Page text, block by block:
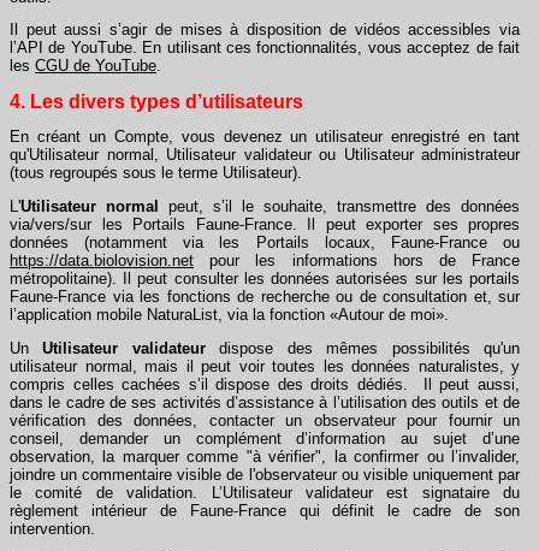
Il peut aussi s’agir de mises à disposition de vidéos accessibles via
l’API de YouTube. En utilisant ces fonctionnalités, vous acceptez de fait
les CGU de YouTube.
4. Les divers types d’utilisateurs
En créant un Compte, vous devenez un utilisateur enregistré en tant
qu'Utilisateur normal, Utilisateur validateur ou Utilisateur administrateur
(tous regroupés sous le terme Utilisateur).
L'Utilisateur normal peut, s’il le souhaite, transmettre des données
via/vers/sur les Portails Faune-France. Il peut exporter ses propres
données (notamment via les Portails locaux, Faune-France ou
https://data.biolovision.net pour les informations hors de France
métropolitaine). Il peut consulter les données autorisées sur les portails
Faune-France via les fonctions de recherche ou de consultation et, sur
l’application mobile NaturaList, via la fonction «Autour de moi».
UnUtilisateur validateurdispose des mêmes possibilités qu'un
utilisateur normal, mais il peut voir toutes les données naturalistes, y
compris celles cachées s’il dispose des droits dédiés. Il peut aussi,
dans le cadre de ses activités d’assistance à l’utilisation des outils et de
vérification des données, contacter un observateur pour fournir un
conseil, demander un complément d’information au sujet d’une
observation, la marquer comme "à vérifier", la confirmer ou l’invalider,
joindre un commentaire visible de l'observateur ou visible uniquement par
le comité de validation. L’Utilisateur validateur est signataire du
règlement intérieur de Faune-France qui définit le cadre de son
intervention.